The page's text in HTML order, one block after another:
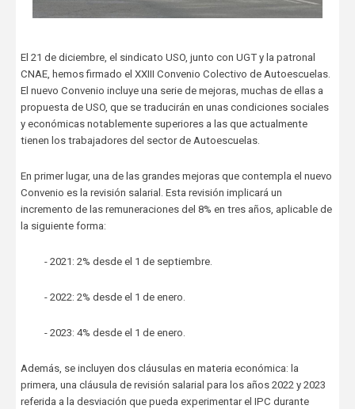
El 21 de diciembre, el sindicato USO, junto con UGT y la patronal
CNAE, hemos firmado el XXIII Convenio Colectivo de Autoescuelas.
El nuevo Convenio incluye una serie de mejoras, muchas de ellas a
propuesta de USO, que se traducirán en unas condiciones sociales
y económicas notablemente superiores a las que actualmente
tienen los trabajadores del sector de Autoescuelas.
En primer lugar, una de las grandes mejoras que contempla el nuevo
Convenio es la revisión salarial. Esta revisión implicará un
incremento de las remuneraciones del 8% en tres años, aplicable de
la siguiente forma:
- 2021: 2% desde el 1 de septiembre.
- 2022: 2% desde el 1 de enero.
- 2023: 4% desde el 1 de enero.
Además, se incluyen dos cláusulas en materia económica: la
primera, una cláusula de revisión salarial para los años 2022 y 2023
referida a la desviación que pueda experimentar el IPC durante